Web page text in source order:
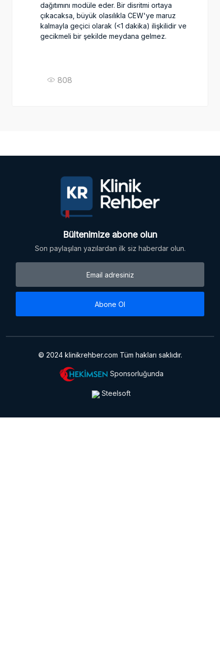
dağıtımını modüle eder. Bir disritmi ortaya
çıkacaksa, büyük olasılıkla CEW'ye maruz
kalmayla geçici olarak (<1 dakika) ilişkilidir ve
gecikmeli bir şekilde meydana gelmez.
808
Bültenimize abone olun
Son paylaşılan yazılardan ilk siz haberdar olun.
Abone Ol
© 2024 klinikrehber.com Tüm hakları saklıdır.
Sponsorluğunda
Steelsoft